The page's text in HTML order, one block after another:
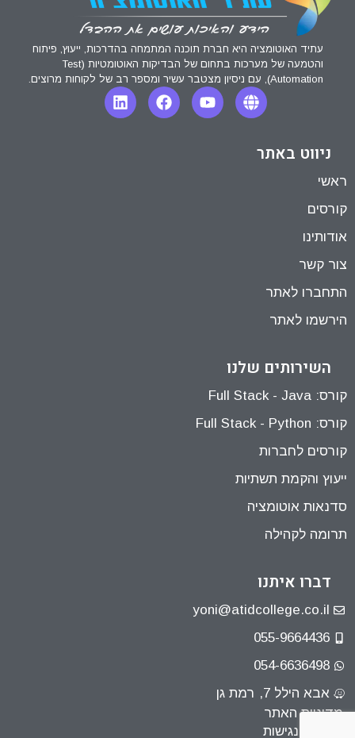
עתיד האוטומציה היא חברת תוכנה המתמחה בהדרכות, ייעוץ, פיתוח
והטמעה של מערכות בתחום של הבדיקות האוטומטיות (Test
Automation), עם ניסיון מצטבר עשיר ומספר רב של לקוחות מרוצים.
ניווט באתר
ראשי
קורסים
אודותינו
צור קשר
התחברו לאתר
הירשמו לאתר
השירותים שלנו
קורס: Full Stack - Java
קורס: Full Stack - Python
קורסים לחברות
ייעוץ והקמת תשתיות
סדנאות אוטומציה
תרומה לקהילה
דברו איתנו
yoni@atidcollege.co.il
055-9664436
054-6636498
אבא הילל 7, רמת גן
מדיניות האתר
הצהרת נגישות